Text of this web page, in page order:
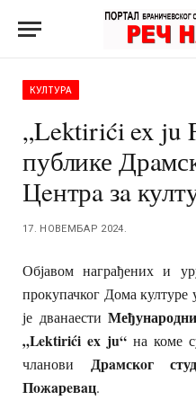
КУЛТУРА
„Lektirići ex ju
публике
Цeнтрa зa
17. НОВЕМБАР 2024.
Објавом награђених и
прокупачког Дома културе
је дванаести
„Lektirići ex ju“ на коме
чланови Дрaмскoг
Пoжaрeвaц.